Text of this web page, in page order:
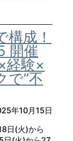
成！
開催
経験×
で“不
年10月15日
日(火)から